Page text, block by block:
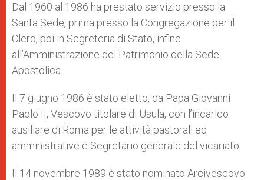
Dal 1960 al 1986 ha prestato servizio presso la
Santa Sede, prima presso la Congregazione per il
Clero, poi in Segreteria di Stato, infine
all’Amministrazione del Patrimonio della Sede
Apostolica.
Il 7 giugno 1986 è stato eletto, da Papa Giovanni
Paolo II, Vescovo titolare di Usula, con l’incarico
ausiliare di Roma per le attività pastorali ed
amministrative e Segretario generale del vicariato.
Il 14 novembre 1989 è stato nominato Arcivescovo